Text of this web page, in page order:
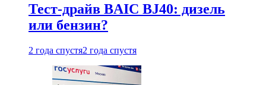
Тест-драйв BAIC BJ40: дизель
или бензин?
2 года спустя2 года спустя